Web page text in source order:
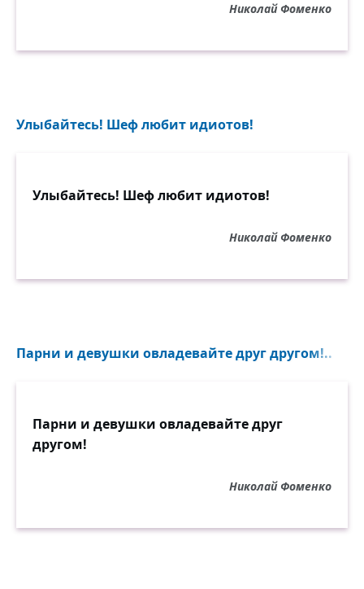
Николай Фоменко
Улыбайтесь! Шеф любит идиотов!
Улыбайтесь! Шеф любит идиотов!
Николай Фоменко
Парни и девушки овладевайте друг другом!..
Парни и девушки овладевайте друг
другом!
Николай Фоменко